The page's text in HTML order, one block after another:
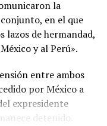
la
en el que
lazos de hermandad,
y al Perú».
entre ambos
por México a
expresidente
detenido.